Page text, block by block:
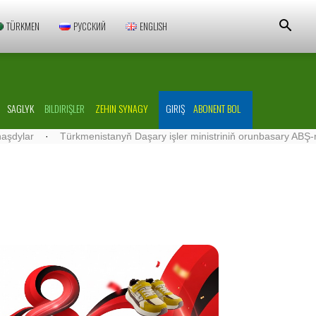
TÜRKMEN РУССКИЙ ENGLISH
SAGLYK BILDIRIŞLER ZEHIN SYNAGY GIRIŞ ABONENT BOL
· Türkmenistanyň Daşary işler ministriniň orunbasary ABŞ-nyň